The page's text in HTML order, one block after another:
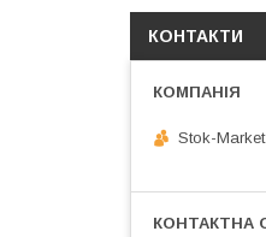
КОНТАКТИ
Stok-Market